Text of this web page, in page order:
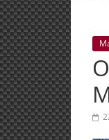
|
Italiaans
&
lifestyle